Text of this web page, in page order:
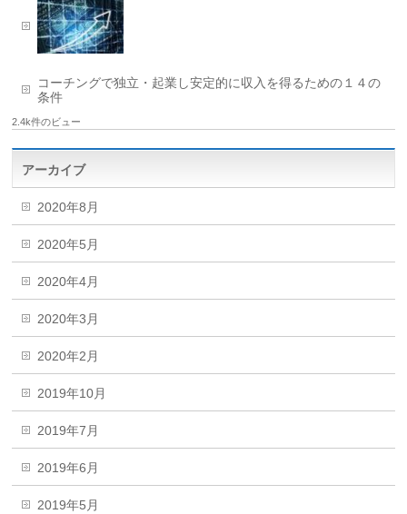
コーチングで独立・起業し安定的に収入を得るための１４の
条件
2.4k件のビュー
アーカイブ
2020年8月
2020年5月
2020年4月
2020年3月
2020年2月
2019年10月
2019年7月
2019年6月
2019年5月